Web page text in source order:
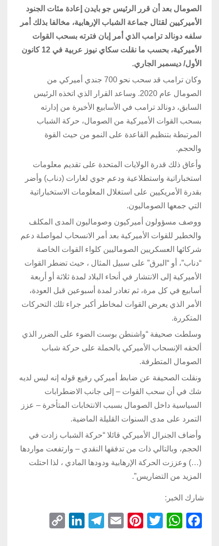
الصومال بعد أن قرر الرئيس جو بايدن إعادة مئات الجنود
الأميركيين لقتال جماعة الشباب الإرهابية، مخالفا بذلك أمر
سلفه دونالد ترامب الذي أمر إبان فترته بسحب القوات
الأميركية، بحسب ما نقلت سكاي نيوز عربية في 12 كانون
الأول/ ديسمبر الجاري.
وكان ترامب قد سحب نحو 700 جندي أميركي من
الصومال عام 2020. وساعد القرار الذي اتخذه الرئيس
السابق، دونالد ترامب في الأسابيع الأخيرة من إدارته
بسحب القوات الأميركية من الصومال، حركة الشباب
المرتبطة بتنظيم القاعدة على النمو من حيث القوة
والحجم.
وأعاق ذلك قدرة الولايات المتحدة على تقديم معلومات
استخباراتية واستطلاعية ودعم جوي لغارات (دناب) وأضر
بقدرة الأمريكيين على استغلال المعلومات الاستخباراتية
التي جمعها الصوماليون.
ووصف مسؤولون أميركيون وصوماليون المدى المكلف
والخطير للقوات الأميركية بعد أمر الانسحاب لمواصلة دعم
شركائها العسكريين الصوماليين كلواء القوات الخاصة
“دناب”، أو “البرق” على سبيل المثال ، حيث تضطر القوات
الأميركية إلى الانتشار في أنحاء البلاد لمدة ثلاثة أو أربعة
أسابيع في كل مرة، ثم تغادر لمدة أسبوعين قبل العودة،
الأمر الذي يعرض القوات لمخاطر أكبر جراء تلك التحركات
المتكررة.
وسلطت صحيفة “واشنطن بوست الضوء على الضرر الذي
ألحقه الإنسحاب الأميركي بالحملة على حركة شباب
الصومال المتطرفة.
ونقلت الصحيفة عن ضابط أميركي رفيع قوله إنه ليس لديه
شك في أن سحب القوات – إلى جانب الاضطرابات
السياسية داخل الصومال بسبب الانتخابات المتأخرة – عزز
التمرد على مدى السنوات القليلة الماضية.
وأضاف الجنرال الأميركي قائلا “حركة الشباب زادت في
الحجم، وبالتالي ذات من تدفقها النقدي – وارتفعت مواردها
(…) وعززت الحركة الإرهابية ودودها المادي ، لذا احتلت
المزيد من التضاريس”.
شارك الخبر:
F
W
T
Pi
E
T
Li